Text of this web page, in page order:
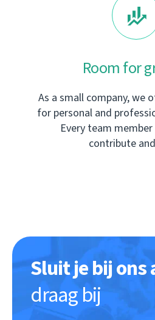
Room for
As a small company, we
for personal and
Every team
contribute
Sluit je bij ons
draag bij